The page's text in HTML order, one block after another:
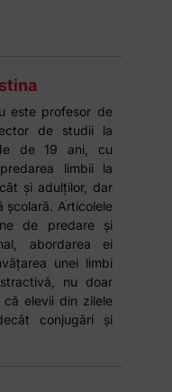
este profesor de
de studii la
de 19 ani, cu
limbii la
și adulților, dar
școlară. Articolele
de predare și
abordarea ei
unei limbi
nu doar
elevii din zilele
conjugări și